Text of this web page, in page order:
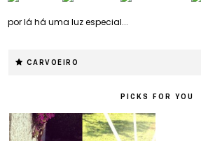
por lá há uma luz especial...
CARVOEIRO
PICKS FOR YOU